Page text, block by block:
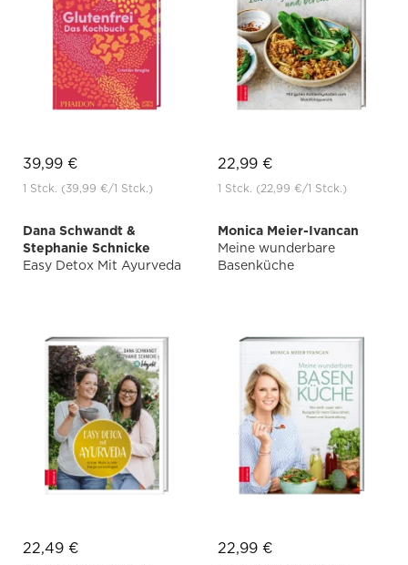
39,99 €
1 Stck. (39,99 €/1 Stck.)
22,99 €
1 Stck. (22,99 €/1 Stck.)
Dana Schwandt &
Stephanie Schnicke
Easy Detox Mit Ayurveda
22,49 €
Monica Meier-Ivancan
Meine wunderbare
Basenküche
22,99 €